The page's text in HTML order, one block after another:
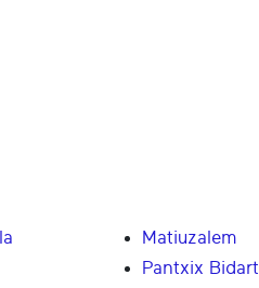
Matiuzalem
Pantxix Bidart